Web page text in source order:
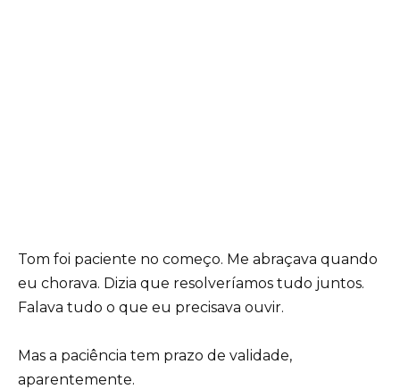
Tom foi paciente no começo. Me abraçava quando
eu chorava. Dizia que resolveríamos tudo juntos.
Falava tudo o que eu precisava ouvir.
Mas a paciência tem prazo de validade,
aparentemente.